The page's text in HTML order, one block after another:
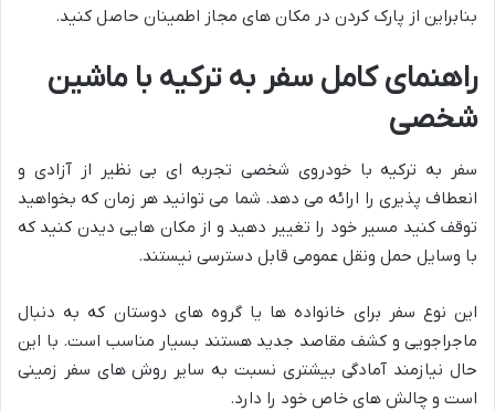
بنابراین از پارک کردن در مکان های مجاز اطمینان حاصل کنید.
راهنمای کامل سفر به ترکیه با ماشین
شخصی
سفر به ترکیه با خودروی شخصی تجربه ای بی نظیر از آزادی و
انعطاف پذیری را ارائه می دهد. شما می توانید هر زمان که بخواهید
توقف کنید مسیر خود را تغییر دهید و از مکان هایی دیدن کنید که
با وسایل حمل ونقل عمومی قابل دسترسی نیستند.
این نوع سفر برای خانواده ها یا گروه های دوستان که به دنبال
ماجراجویی و کشف مقاصد جدید هستند بسیار مناسب است. با این
حال نیازمند آمادگی بیشتری نسبت به سایر روش های سفر زمینی
است و چالش های خاص خود را دارد.